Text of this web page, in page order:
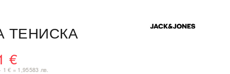
ТЕНИСКА
€
1 € = 1,95583 лв.